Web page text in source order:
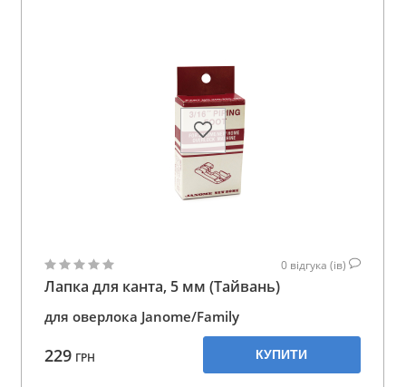
0 відгука (ів)
Лапка для канта, 5 мм (Тайвань)
для оверлока Janome/Family
229 ГРН КУПИТИ